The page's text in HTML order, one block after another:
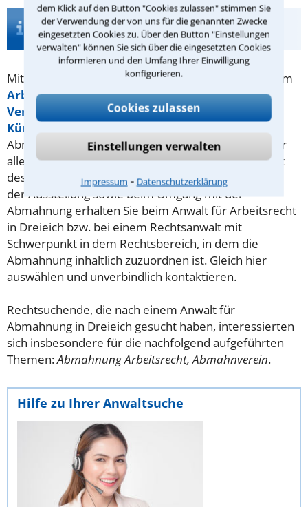
dem Klick auf den Button "Cookies zulassen" stimmen Sie
der Verwendung der von uns für die genannten Zwecke
eingesetzten Cookies zu. Über den Button "Einstellungen
verwalten" können Sie sich über die eingesetzten Cookies
informieren und den Umfang Ihrer Einwilligung
konfigurieren.
Cookies zulassen
Einstellungen verwalten
Impressum ⁃ Datenschutzerklärung
Infos zur Suche nach einem Anwalt für
Abmahnung in Dreieich
Mit der
als gelbe Karte hauptsächlich im
Arbeitsrecht,Mietrechtoder allgemein im
Vertragsrechtwird anders als im Fußball häufig die
Kündigung
Abmahnung strenge Bedingungen geknüpft, was vor
allem die zeitliche Nähe zum Ereignis und den Inhalt
des Schreibens angeht. Rechtssichere Beratung bei
der Ausstellung sowie beim Umgang mit der
Abmahnung erhalten Sie beim Anwalt für Arbeitsrecht
in Dreieich bzw. bei einem Rechtsanwalt mit
Schwerpunkt in dem Rechtsbereich, in dem die
Abmahnung inhaltlich zuzuordnen ist. Gleich hier
auswählen und unverbindlich kontaktieren.
Rechtsuchende, die nach einem Anwalt für
Abmahnung in Dreieich gesucht haben, interessierten
sich insbesondere für die nachfolgend aufgeführten
Themen:Abmahnung Arbeitsrecht, Abmahnverein.
Hilfe zu Ihrer Anwaltsuche